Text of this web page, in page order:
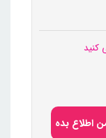
اطلاع بده